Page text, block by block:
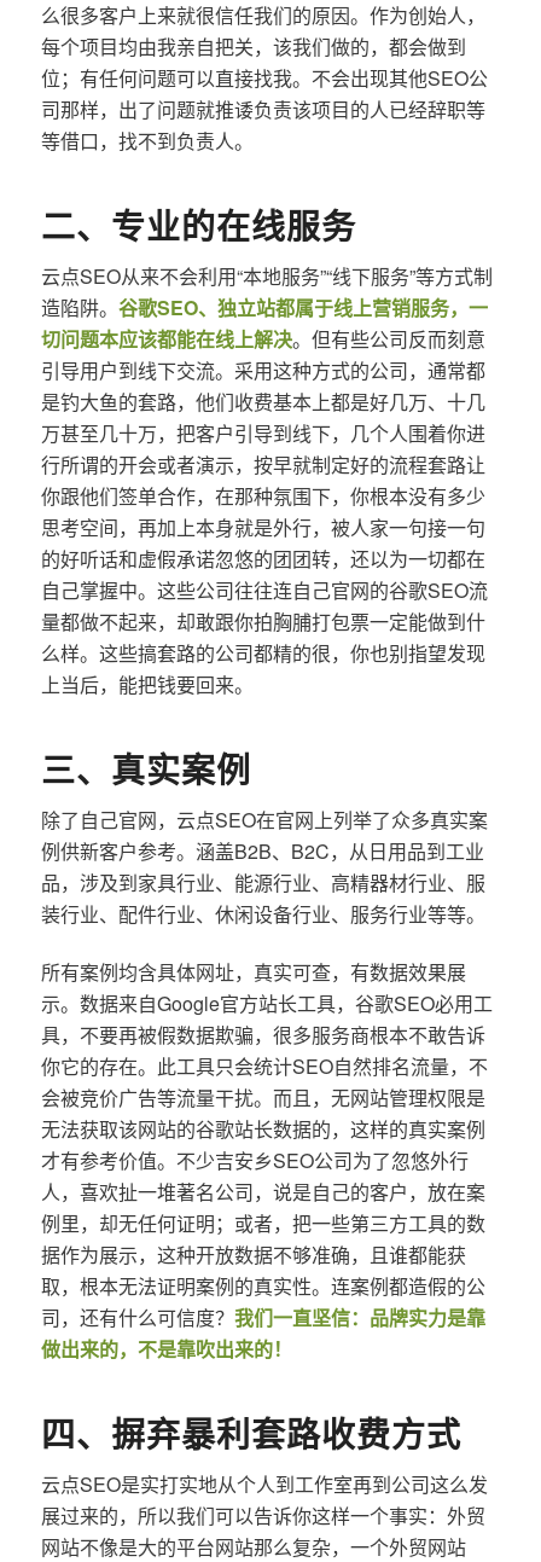
么很多客户上来就很信任我们的原因。作为创始人，
每个项目均由我亲自把关，该我们做的，都会做到
位；有任何问题可以直接找我。不会出现其他SEO公
司那样，出了问题就推诿负责该项目的人已经辞职等
等借口，找不到负责人。
二、专业的在线服务
云点SEO从来不会利用“本地服务”“线下服务”等方式制
造陷阱。 谷歌SEO、独立站都属于线上营销服务，一
切问题本应该都能在线上解决。但有些公司反而刻意
引导用户到线下交流。采用这种方式的公司，通常都
是钓大鱼的套路，他们收费基本上都是好几万、十几
万甚至几十万，把客户引导到线下，几个人围着你进
行所谓的开会或者演示，按早就制定好的流程套路让
你跟他们签单合作，在那种氛围下，你根本没有多少
思考空间，再加上本身就是外行，被人家一句接一句
的好听话和虚假承诺忽悠的团团转，还以为一切都在
自己掌握中。这些公司往往连自己官网的谷歌SEO流
量都做不起来，却敢跟你拍胸脯打包票一定能做到什
么样。这些搞套路的公司都精的很，你也别指望发现
上当后，能把钱要回来。
三、真实案例
除了自己官网，云点SEO在官网上列举了众多真实案
例供新客户参考。涵盖B2B、B2C，从日用品到工业
品，涉及到家具行业、能源行业、高精器材行业、服
装行业、配件行业、休闲设备行业、服务行业等等。
所有案例均含具体网址，真实可查，有数据效果展
示。数据来自Google官方站长工具，谷歌SEO必用工
具，不要再被假数据欺骗，很多服务商根本不敢告诉
你它的存在。此工具只会统计SEO自然排名流量，不
会被竞价广告等流量干扰。而且，无网站管理权限是
无法获取该网站的谷歌站长数据的，这样的真实案例
才有参考价值。不少吉安乡SEO公司为了忽悠外行
人，喜欢扯一堆著名公司，说是自己的客户，放在案
例里，却无任何证明；或者，把一些第三方工具的数
据作为展示，这种开放数据不够准确，且谁都能获
取，根本无法证明案例的真实性。连案例都造假的公
司，还有什么可信度？ 我们一直坚信：品牌实力是靠
做出来的，不是靠吹出来的！
四、摒弃暴利套路收费方式
云点SEO是实打实地从个人到工作室再到公司这么发
展过来的，所以我们可以告诉你这样一个事实：外贸
网站不像是大的平台网站那么复杂，一个外贸网站